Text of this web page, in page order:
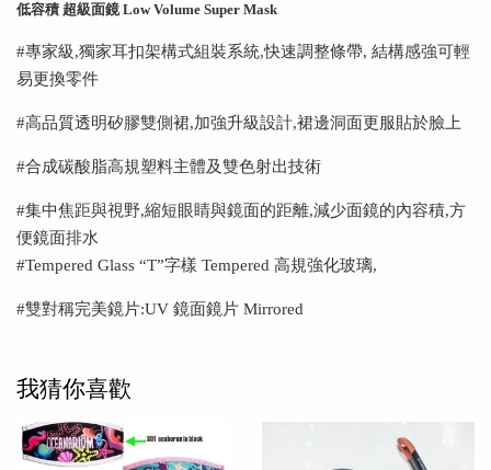
低容積 超級面鏡 Low Volume Super Mask
#專家級,獨家耳扣架構式組裝系統,快速調整條帶, 結構感強可輕
易更換零件
#高品質透明矽膠雙側裙,加強升級設計,裙邊洞面更服貼於臉上
#合成碳酸脂高規塑料主體及雙色射出技術
#集中焦距與視野,縮短眼睛與鏡面的距離,減少面鏡的內容積,方
便鏡面排水
#Tempered Glass “T”字樣 Tempered 高規強化玻璃,
#雙對稱完美鏡片:UV 鏡面鏡片 Mirrored
我猜你喜歡